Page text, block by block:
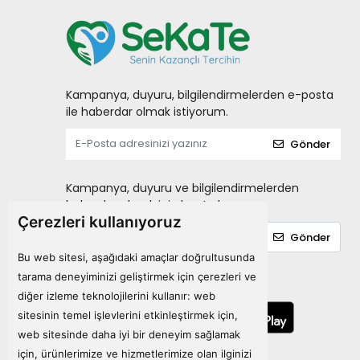
Çerezleri kullanıyoruz
Bu web sitesi, aşağıdaki amaçlar doğrultusunda
tarama deneyiminizi geliştirmek için çerezleri ve
diğer izleme teknolojilerini kullanır: web
sitesinin temel işlevlerini etkinleştirmek için,
web sitesinde daha iyi bir deneyim sağlamak
için, ürünlerimize ve hizmetlerimize olan ilginizi
Laktofit
LIPOZONE
MARY HELENA
Matriks
MENARINI
miraderm
Nature's Bounty
Natuwell
NEW LIFE
NURSE HARVEY'S
Ocean
Kampanya, duyuru, bilgilendirmelerden e-posta
ile haberdar olmak istiyorum.
Gönder
Kampanya, duyuru ve bilgilendirmelerden
haberdar olmak için kayıt olun.
Gönder
Mobil Uygulamalarımız